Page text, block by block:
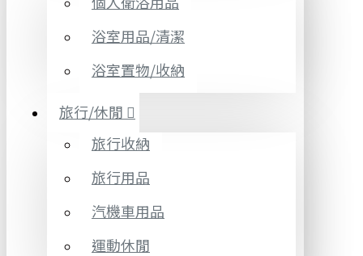
浴室用品/清潔
浴室置物/收納
旅行/休閒
旅行收納
旅行用品
汽機車用品
運動休閒